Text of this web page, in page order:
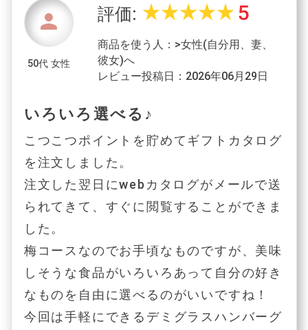
person
50代 女性
評価: star_ratestar_ratestar_ratestar_ratestar_rate 5
商品を使う人：>女性(自分用、妻、
彼女)へ
レビュー投稿日：2026年06月29日
いろいろ選べる♪
こつこつポイントを貯めてギフトカタログ
を注文しました。
注文した翌日にwebカタログがメールで送
られてきて、すぐに閲覧することができま
した。
梅コースなのでお手頃なものですが、美味
しそうな食品がいろいろあって自分の好き
なものを自由に選べるのがいいですね！
今回は手軽にできるデミグラスハンバーグ